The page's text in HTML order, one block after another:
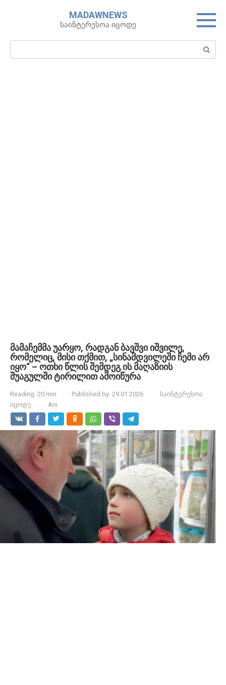
MADAWNEWS
საინტერესოა იცოდე
Search:
მამაჩემმა უარყო, რადგან ბავშვი იშვილე,
რომელიც, მისი თქმით, „სინამდვილეში ჩემი არ
იყო“ – ოთხი წლის შემდეგ ის მაღაზიის
შუაგულში ტირილით ამოიწურა
Reading: 20 min Published by: 29.01.2026
საინტერესოა
იცოდე
Ani